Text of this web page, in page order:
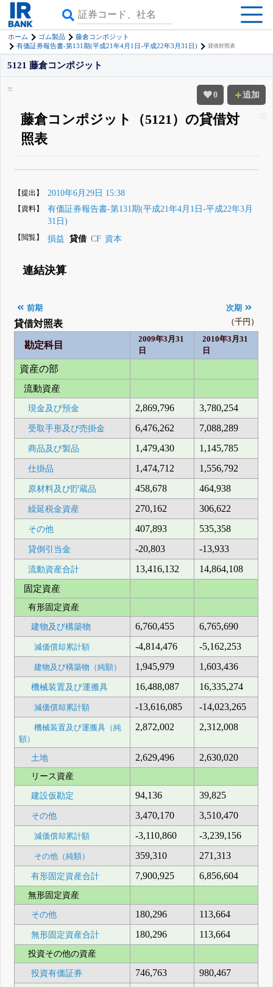
ホーム ゴム製品
藤倉コンポジット
有価証券報告書-第131期(平成21年4月1日-平成22年3月31日)
貸借対照表
0 追加
5121 藤倉コンポジット
藤倉コンポジット（5121）の貸借対
照表
詳しく見られる 無料でβ版をはじめる
登録すると永久30%OFFと米株版の先行利用も付きます
【提出】 2010年6月29日 15:38
【資料】
有価証券報告書-第131期(平成21年4月1日-平成22年3月
31日)
【閲覧】 損益 貸借 CF 資本
連結決算
前期 次期
貸借対照表 （千円）
勘定科目
2009年3月31
日
2010年3月31
日
資産の部
流動資産
現金及び預金 2,869,796 3,780,254
受取手形及び売掛金 6,476,262 7,088,289
商品及び製品 1,479,430 1,145,785
仕掛品 1,474,712 1,556,792
原材料及び貯蔵品 458,678 464,938
繰延税金資産 270,162 306,622
その他 407,893 535,358
貸倒引当金 -20,803 -13,933
流動資産合計 13,416,132
14,864,108
固定資産
有形固定資産
建物及び構築物 6,760,455 6,765,690
減価償却累計額 -4,814,476 -5,162,253
建物及び構築物（純額） 1,945,979 1,603,436
機械装置及び運搬具 16,488,087 16,335,274
減価償却累計額 -13,616,085 -14,023,265
機械装置及び運搬具（純
額）
2,872,002 2,312,008
土地 2,629,496 2,630,020
リース資産
建設仮勘定 94,136 39,825
その他 3,470,170 3,510,470
減価償却累計額 -3,110,860 -3,239,156
その他（純額） 359,310 271,313
有形固定資産合計 7,900,925 6,856,604
無形固定資産
その他 180,296 113,664
無形固定資産合計 180,296 113,664
投資その他の資産
投資有価証券 746,763 980,467